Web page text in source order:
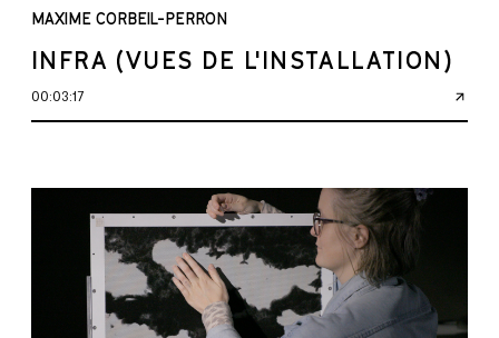
MAXIME CORBEIL-PERRON
INFRA (VUES DE L'INSTALLATION)
00:03:17